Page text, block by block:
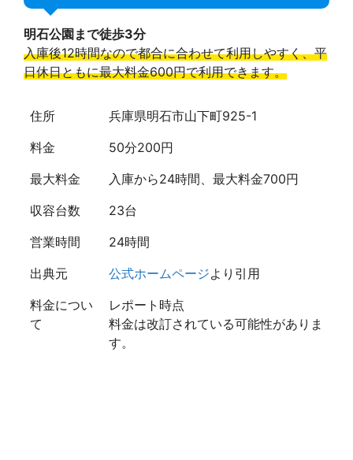
明石公園まで徒歩3分
入庫後12時間なので都合に合わせて利用しやすく、平
日休日ともに最大料金600円で利用できます。
住所
兵庫県明石市山下町925-1
料金
50分200円
最大料金
入庫から24時間、最大料金700円
収容台数
23台
営業時間
24時間
出典元
公式ホームページより引用
料金につい
て
レポート時点
料金は改訂されている可能性がありま
す。